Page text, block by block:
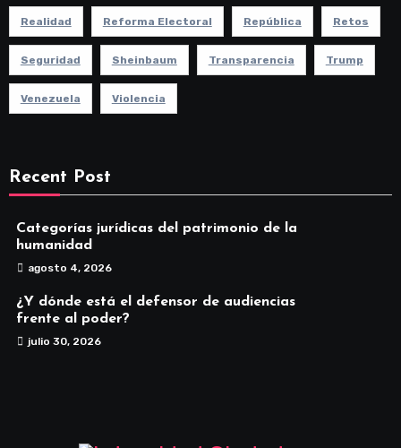
Realidad Reforma Electoral República Retos
Seguridad Sheinbaum Transparencia Trump
Venezuela Violencia
Recent Post
Categorías jurídicas del patrimonio de la
humanidad
agosto 4, 2026
¿Y dónde está el defensor de audiencias
frente al poder?
julio 30, 2026